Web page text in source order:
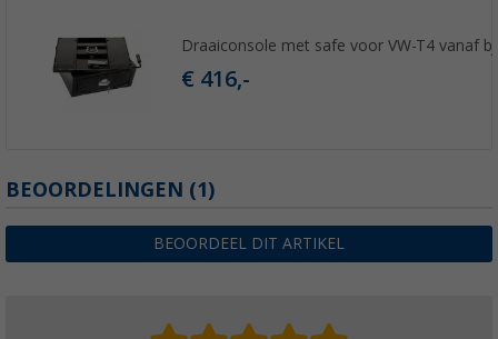
Draaiconsole met safe voor VW-T4 vanaf
€ 416,-
BEOORDELINGEN (1)
BEOORDEEL DIT ARTIKEL